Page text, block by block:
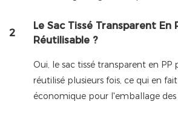
2
Le Sac Tissé Transparent En
Réutilisable ?
Oui, le sac tissé transparent en PP
réutilisé plusieurs fois, ce qui en
économique pour l'emballage